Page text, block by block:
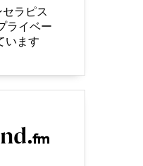
ラピス
ライベー
います